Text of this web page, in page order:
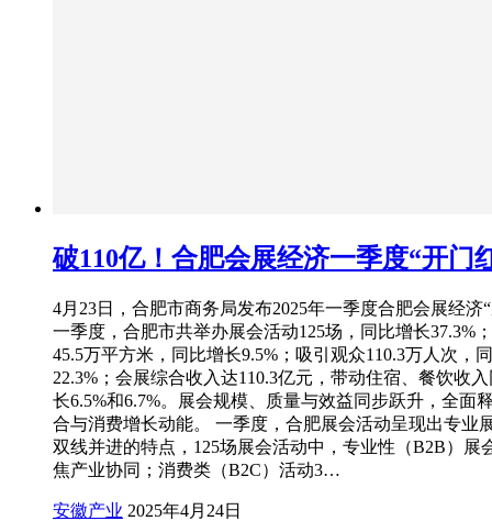
破110亿！合肥会展经济一季度“开门
4月23日，合肥市商务局发布2025年一季度合肥会展经济
一季度，合肥市共举办展会活动125场，同比增长37.3%
45.5万平方米，同比增长9.5%；吸引观众110.3万人次，
22.3%；会展综合收入达110.3亿元，带动住宿、餐饮收
长6.5%和6.7%。展会规模、质量与效益同步跃升，全面
合与消费增长动能。 一季度，合肥展会活动呈现出专业
双线并进的特点，125场展会活动中，专业性（B2B）展
焦产业协同；消费类（B2C）活动3…
安徽产业 2025年4月24日